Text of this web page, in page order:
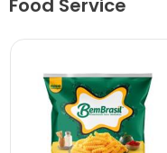
Food Service